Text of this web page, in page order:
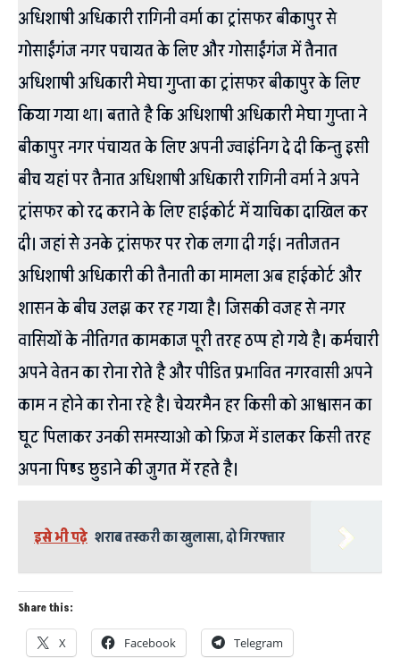
अधिशाषी अधिकारी रागिनी वर्मा का ट्रांसफर बीकापुर से
गोसाईंगंज नगर पचायत के लिए और गोसाईंगंज में तैनात
अधिशाषी अधिकारी मेघा गुप्ता का ट्रांसफर बीकापुर के लिए
किया गया था। बताते है कि अधिशाषी अधिकारी मेघा गुप्ता ने
बीकापुर नगर पंचायत के लिए अपनी ज्वाइंनिग दे दी किन्तु इसी
बीच यहां पर तैनात अधिशाषी अधिकारी रागिनी वर्मा ने अपने
ट्रांसफर को रद कराने के लिए हाईकोर्ट में याचिका दाखिल कर
दी। जहां से उनके ट्रांसफर पर रोक लगा दी गई। नतीजतन
अधिशाषी अधिकारी की तैनाती का मामला अब हाईकोर्ट और
शासन के बीच उलझ कर रह गया है। जिसकी वजह से नगर
वासियों के नीतिगत कामकाज पूरी तरह ठप्प हो गये है। कर्मचारी
अपने वेतन का रोना रोते है और पीडित प्रभावित नगरवासी अपने
काम न होने का रोना रहे है। चेयरमैन हर किसी को आश्वासन का
घूट पिलाकर उनकी समस्याओ को फ्रिज में डालकर किसी तरह
अपना पिण्ड छुडाने की जुगत में रहते है।
इसे भी पढ़े शराब तस्करी का खुलासा, दो गिरफ्तार
Share this:
X Facebook Telegram